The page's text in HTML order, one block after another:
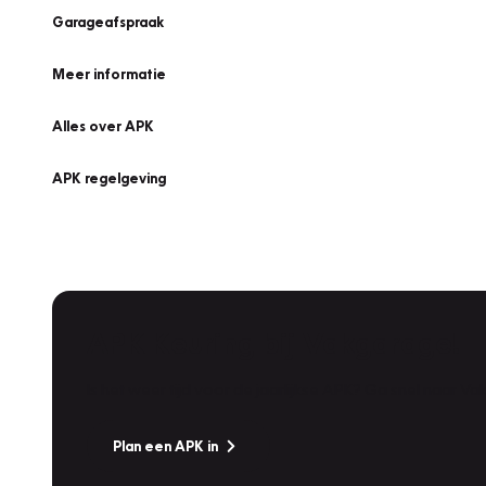
Garageafspraak
Meer informatie
Alles over APK
APK regelgeving
Plan een APK in